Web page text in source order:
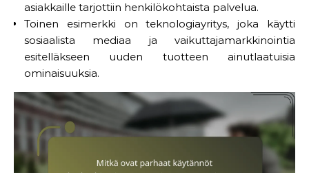
asiakkaille tarjottiin henkilökohtaista palvelua.
Toinen esimerkki on teknologiayritys, joka käytti
sosiaalista mediaa ja vaikuttajamarkkinointia
esitelläkseen uuden tuotteen ainutlaatuisia
ominaisuuksia.